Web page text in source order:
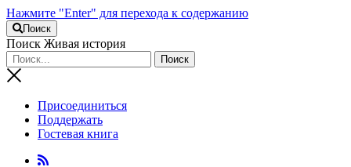
Нажмите "Enter" для перехода к содержанию
Поиск
Поиск Живая история
Присоединиться
Поддержать
Гостевая книга